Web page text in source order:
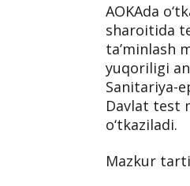
AOKAda
sharoitida
ta’minlash
yuqoriligi
Sanitariya-
Davlat test
o‘tkaziladi.
Mazkur